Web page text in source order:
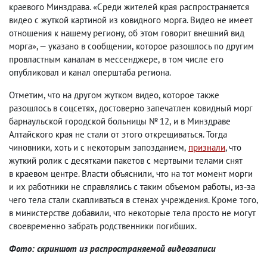
краевого Минздрава. «Среди жителей края распространяется
видео с жуткой картиной из ковидного морга. Видео не имеет
отношения к нашему региону, об этом говорит внешний вид
морга», — указано в сообщении, которое разошлось по другим
провластным каналам в мессенджере, в том числе его
опубликовал и канал оперштаба региона.
Отметим, что на другом жутком видео, которое также
разошлось в соцсетях, достоверно запечатлен ковидный морг
барнаульской городской больницы № 12, и в Минздраве
Алтайского края не стали от этого открещиваться. Тогда
чиновники, хоть и с некоторым запозданием, признали, что
жуткий ролик с десятками пакетов с мертвыми телами снят
в краевом центре. Власти объяснили, что на тот момент морги
и их работники не справлялись с таким объемом работы, из-за
чего тела стали скапливаться в стенах учреждения. Кроме того,
в министерстве добавили, что некоторые тела просто не могут
своевременно забрать родственники погибших.
Фото: скриншот из распространяемой видеозаписи